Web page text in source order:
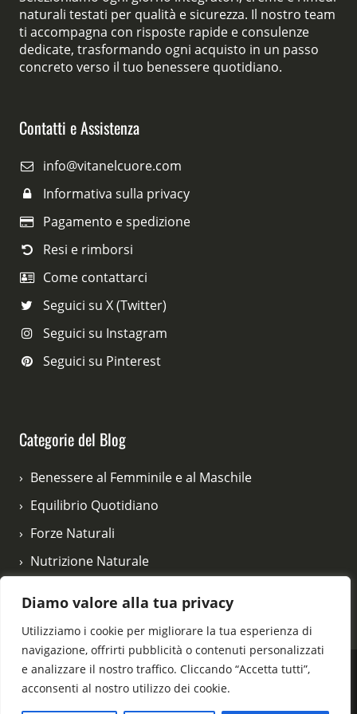
Diamo valore alla tua privacy
Utilizziamo i cookie per migliorare la tua esperienza di
navigazione, offrirti pubblicità o contenuti personalizzati
e analizzare il nostro traffico. Cliccando “Accetta tutti”,
acconsenti al nostro utilizzo dei cookie.
naturali testati per qualità e sicurezza. Il nostro team
ti accompagna con risposte rapide e consulenze
dedicate, trasformando ogni acquisto in un passo
concreto verso il tuo benessere quotidiano.
Contatti e Assistenza
info@vitanelcuore.com
Informativa sulla privacy
Pagamento e spedizione
Resi e rimborsi
Come contattarci
Seguici su X (Twitter)
Seguici su Instagram
Seguici su Pinterest
Categorie del Blog
Benessere al Femminile e al Maschile
Equilibrio Quotidiano
Forze Naturali
Nutrizione Naturale
© 2026 vitanelcuore.com - Tutti i diritti riservati.